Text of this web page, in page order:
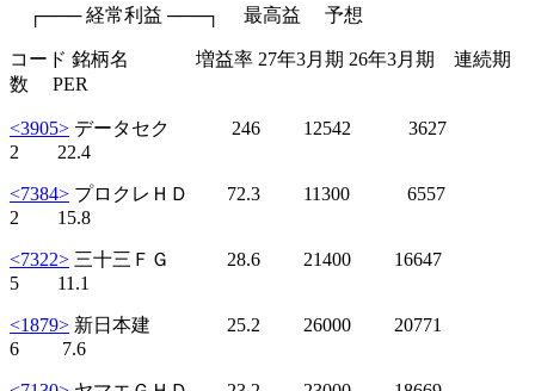
┌─── 経常利益 ───┐ 最高益 予想
コード 銘柄名 増益率 27年3月期 26年3月期 連続期
数 PER
<3905> データセク 246 12542 3627
2 22.4
<7384> プロクレＨＤ 72.3 11300 6557
2 15.8
<7322> 三十三ＦＧ 28.6 21400 16647
5 11.1
<1879> 新日本建 25.2 26000 20771
6 7.6